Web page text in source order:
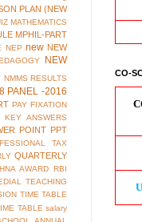
PLAN (NEW
MATHEMATICS
MPHIL-PART
NEP new NEW
NEW
NMMS RESULTS
PANEL -2016
PAY FIXATION
KEY ANSWERS
POINT PPT
TAX
QUARTERLY
AWARD RBI
TEACHING
TIME TABLE
TABLE salary
CO-